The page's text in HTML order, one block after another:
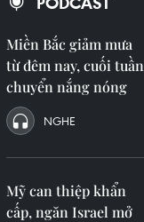
Miền Bắc giảm mưa
từ đêm nay, cuối tuần
chuyển nắng nóng
NGHE
Mỹ can thiệp khẩn
cấp, ngăn Israel mở